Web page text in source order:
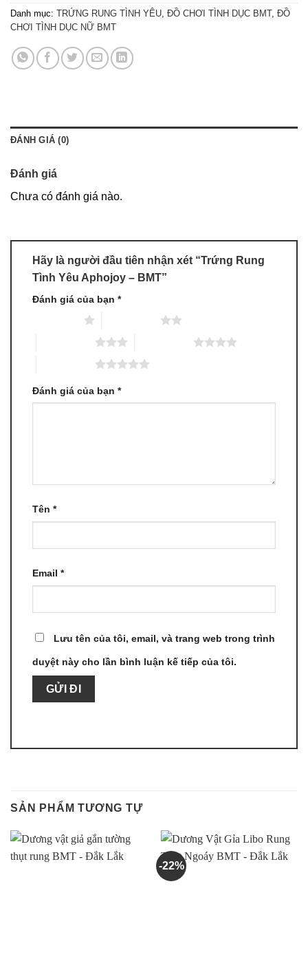
là:
580.000 VND.
tại
Danh mục: TRỨNG RUNG TÌNH YÊU, ĐỒ CHƠI TÌNH DỤC BMT, ĐỒ
CHƠI TÌNH DỤC NỮ BMT
ĐÁNH GIÁ (0)
Đánh giá
Chưa có đánh giá nào.
Hãy là người đầu tiên nhận xét “Trứng Rung
Tình Yêu Aphojoy – BMT”
Đánh giá của bạn *
Đánh giá của bạn *
Tên *
Email *
Lưu tên của tôi, email, và trang web trong trình
duyệt này cho lần bình luận kế tiếp của tôi.
SẢN PHẨM TƯƠNG TỰ
-22%